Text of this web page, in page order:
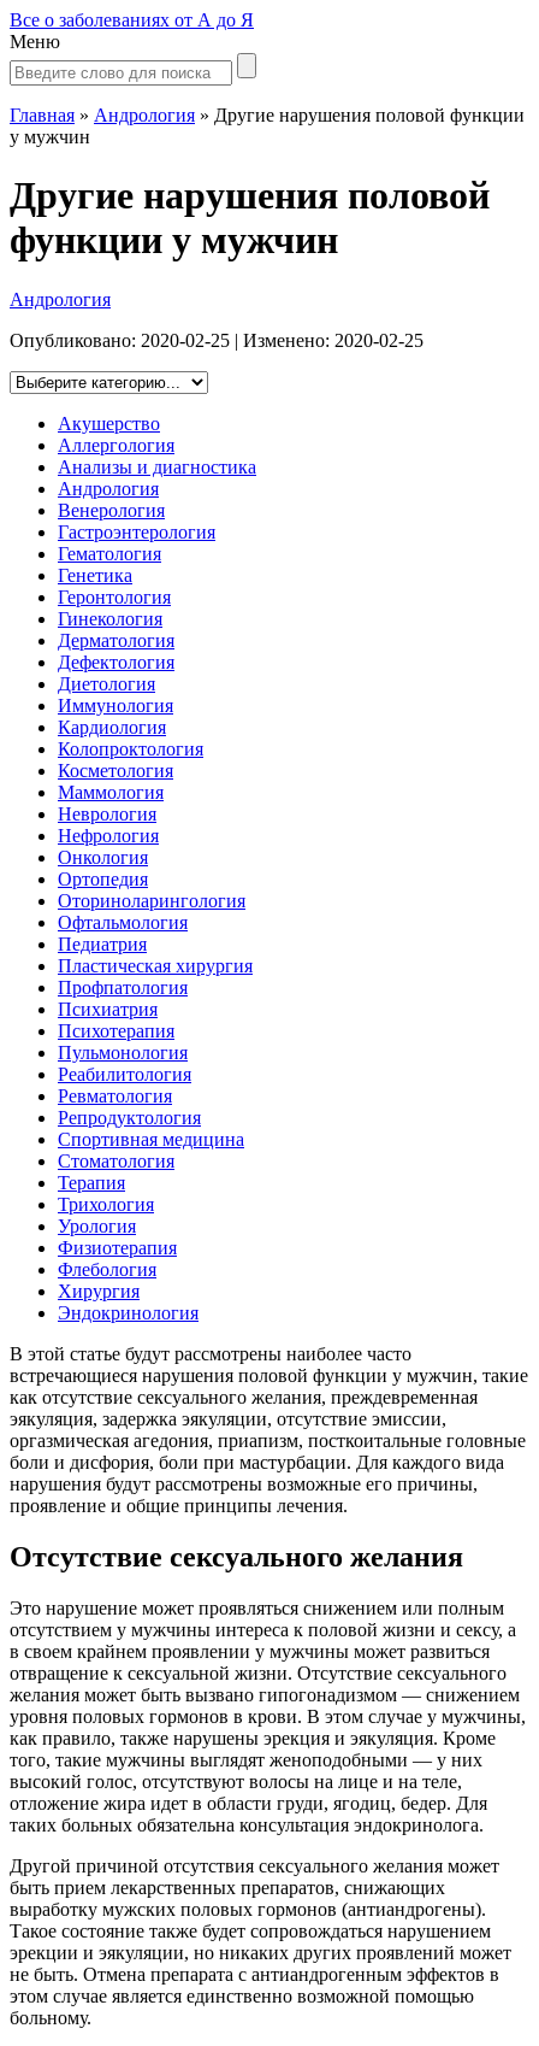
Все о заболеваниях от А до Я
Меню
Главная » Андрология » Другие нарушения половой функции
у мужчин
Другие нарушения половой
функции у мужчин
Андрология
Опубликовано: 2020-02-25 | Изменено: 2020-02-25
Акушерство
Аллергология
Анализы и диагностика
Андрология
Венерология
Гастроэнтерология
Гематология
Генетика
Геронтология
Гинекология
Дерматология
Дефектология
Диетология
Иммунология
Кардиология
Колопроктология
Косметология
Маммология
Неврология
Нефрология
Онкология
Ортопедия
Оториноларингология
Офтальмология
Педиатрия
Пластическая хирургия
Профпатология
Психиатрия
Психотерапия
Пульмонология
Реабилитология
Ревматология
Репродуктология
Спортивная медицина
Стоматология
Терапия
Трихология
Урология
Физиотерапия
Флебология
Хирургия
Эндокринология
В этой статье будут рассмотрены наиболее часто
встречающиеся нарушения половой функции у мужчин, такие
как отсутствие сексуального желания, преждевременная
эякуляция, задержка эякуляции, отсутствие эмиссии,
оргазмическая агедония, приапизм, посткоитальные головные
боли и дисфория, боли при мастурбации. Для каждого вида
нарушения будут рассмотрены возможные его причины,
проявление и общие принципы лечения.
Отсутствие сексуального желания
Это нарушение может проявляться снижением или полным
отсутствием у мужчины интереса к половой жизни и сексу, а
в своем крайнем проявлении у мужчины может развиться
отвращение к сексуальной жизни. Отсутствие сексуального
желания может быть вызвано гипогонадизмом — снижением
уровня половых гормонов в крови. В этом случае у мужчины,
как правило, также нарушены эрекция и эякуляция. Кроме
того, такие мужчины выглядят женоподобными — у них
высокий голос, отсутствуют волосы на лице и на теле,
отложение жира идет в области груди, ягодиц, бедер. Для
таких больных обязательна консультация эндокринолога.
Другой причиной отсутствия сексуального желания может
быть прием лекарственных препаратов, снижающих
выработку мужских половых гормонов (антиандрогены).
Такое состояние также будет сопровождаться нарушением
эрекции и эякуляции, но никаких других проявлений может
не быть. Отмена препарата с антиандрогенным эффектов в
этом случае является единственно возможной помощью
больному.